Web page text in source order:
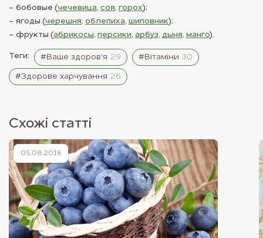
бобовые (чечевица соя горох);
ягоды (черешня, облепиха, шиповник);
фрукты (абрикосы, персики, арбуз, дыня, манго).
Теги: #Ваше здоров'я 29 #Вітаміни 30
#Здорове харчування 26
Схожі статті
05.08.2016